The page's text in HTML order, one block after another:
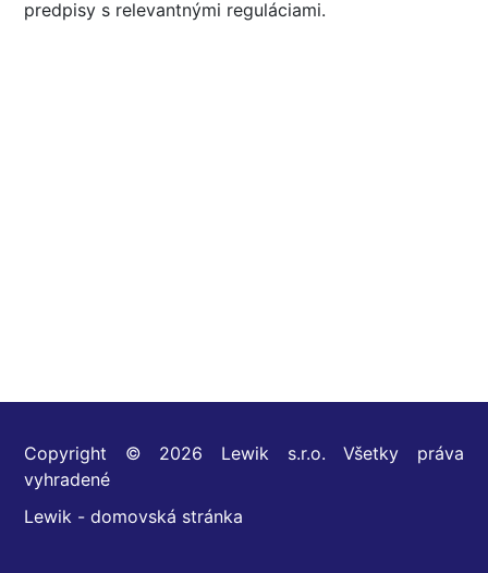
predpisy s relevantnými reguláciami.
Copyright © 2026 Lewik s.r.o. Všetky práva
vyhradené
Lewik - domovská stránka